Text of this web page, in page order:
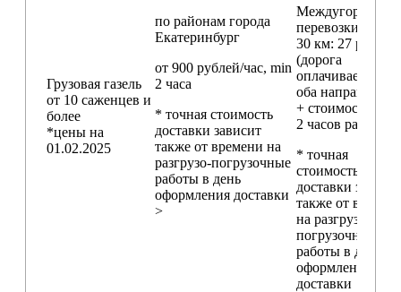
Грузовая газель
от 10 саженцев и
более
*цены на
01.02.2025
по районам города
Екатеринбург
от 900 рублей/час, min
2 часа
* точная стоимость
доставки зависит
также от времени на
разгрузо-погрузочные
работы в день
оформления доставки
>
Междугородние
перевозки
30 км: 27 руб./км
(дорога
оплачивается в
оба направления
+ стоимость min
2 часов работы)
* точная
стоимость
доставки
также от
на разгрузо-
погрузочные
работы в день
оформления
доставки